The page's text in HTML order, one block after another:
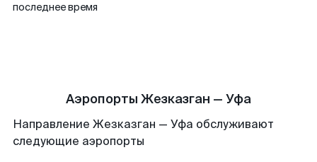
последнее время
Аэропорты Жезказган — Уфа
Направление Жезказган — Уфа обслуживают
следующие аэропорты